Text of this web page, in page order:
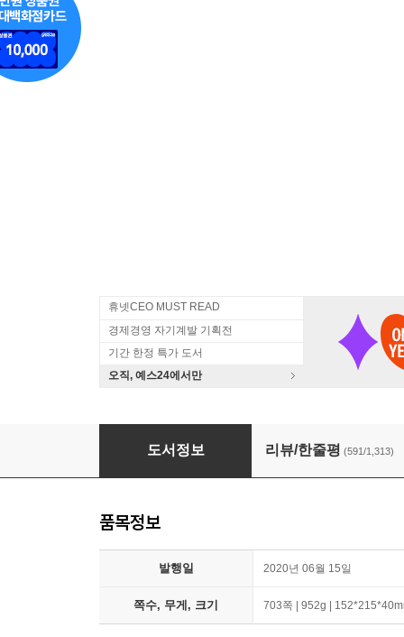
휴넷CEO MUST READ
경제경영 자기계발 기획전
기간 한정 특가 도서
오직, 예스24에서만
돈의 속성 + 김승호의 100번 노트
도서정보 리뷰/한줄평 (591/1,313)
품목정보
발행일 2020년 06월 15일
쪽수, 무게, 크기 703쪽 | 952g |